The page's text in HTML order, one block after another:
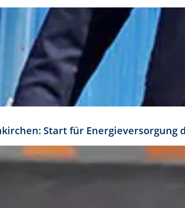
Start für Energieversorgung